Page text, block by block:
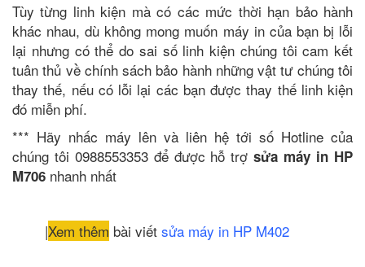
Tùy từng linh kiện mà có các mức thời hạn bảo hành
khác nhau, dù không mong muốn máy in của bạn bị lỗi
lại nhưng có thể do sai số linh kiện chúng tôi cam kết
tuân thủ về chính sách bảo hành những vật tư chúng tôi
thay thế, nếu có lỗi lại các bạn được thay thế linh kiện
đó miễn phí.
*** Hãy nhấc máy lên và liên hệ tới số Hotline của
chúng tôi 0988553353 để được hỗ trợsửa máy in HP
M706 nhanh nhất
|Xem thêm bài viết sửa máy in HP M402